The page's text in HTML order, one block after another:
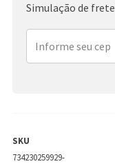
Simulação de frete
SKU
734230259929-